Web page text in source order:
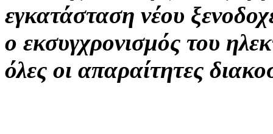
εγκατάσταση νέου
ο εκσυγχρονισμός του
όλες οι απαραίτητες